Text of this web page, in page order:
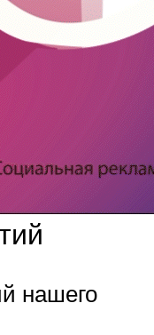
нашего